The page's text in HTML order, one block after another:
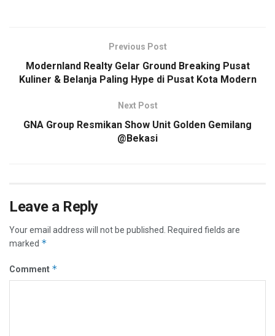
Previous Post
Modernland Realty Gelar Ground Breaking Pusat
Kuliner & Belanja Paling Hype di Pusat Kota Modern
Next Post
GNA Group Resmikan Show Unit Golden Gemilang
@Bekasi
Leave a Reply
Your email address will not be published.
Required fields are
marked *
Comment *